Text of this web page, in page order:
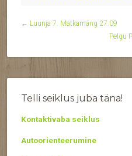
← Luunja 7. Matkamäng 27.09
Pelgu
Telli seiklus juba täna!
Kontaktivaba seiklus
Autoorienteerumine